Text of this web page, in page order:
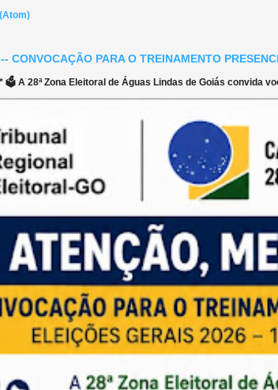
CONVOCAÇÃO PARA O TREINAMENTO
🗳️ A 28ª Zona Eleitoral de Águas Lindas de Goiás convida